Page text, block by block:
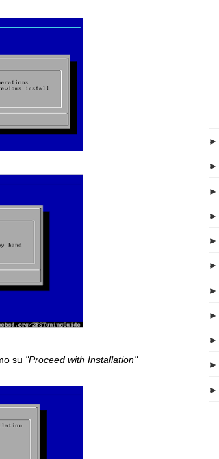
su "Proceed with Installation"
►
►
►
►
►
►
►
►
►
►
►